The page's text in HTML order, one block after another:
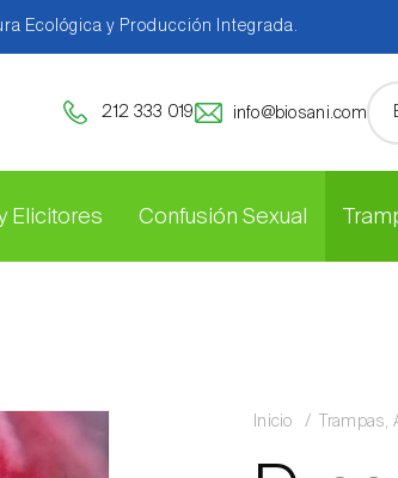
Ecológica y Producción Integrada.
212 333 019 info@biosani.com
Elicitores Confusión Sexual
Inicio Trampas,